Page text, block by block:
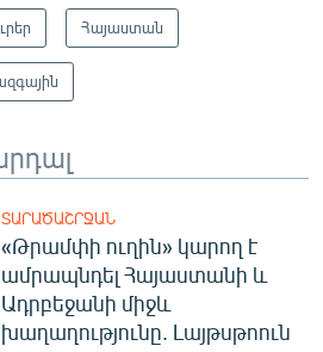
Հայաստան
ՏԱՐԱԾԱՇՐՋԱՆ
«Թրամփի ուղին» կարող է
ամրապնդել Հայաստանի և
Ադրբեջանի միջև
խաղաղությունը. Լայթսթոուն